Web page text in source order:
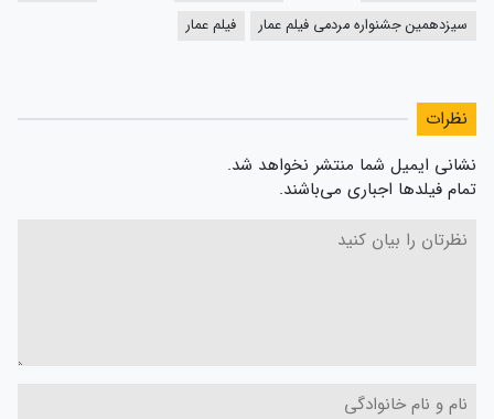
سیزدهمین جشنواره مردمی فیلم عمار
فیلم عمار
نظرات
نشانی ایمیل شما منتشر نخواهد شد.
تمام فیلدها اجباری می‌باشند.